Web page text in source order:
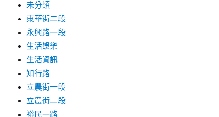
未分類
東華街二段
永興路一段
生活娛樂
生活資訊
知行路
立農街一段
立農街二段
裕民一路